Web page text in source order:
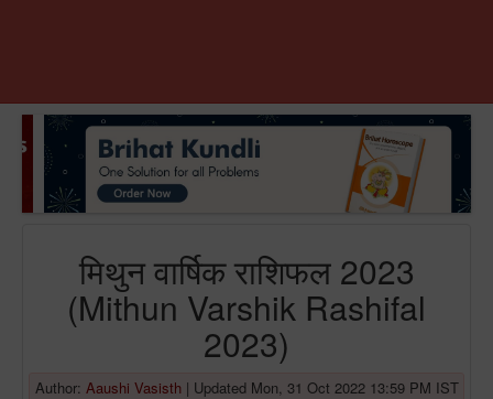
मिथुन वार्षिक राशिफल 2023
(Mithun Varshik Rashifal
2023)
Author: Aaushi Vasisth | Updated Mon, 31 Oct 2022 13:59 PM IST